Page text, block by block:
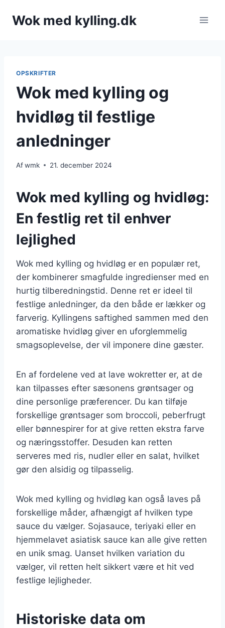
Wok med kylling.dk
OPSKRIFTER
Wok med kylling og
hvidløg til festlige
anledninger
Afwmk 21. december 2024
Wok med kylling og hvidløg:
En festlig ret til enhver
lejlighed
Wok med kylling og hvidløg er en populær ret,
der kombinerer smagfulde ingredienser med en
hurtig tilberedningstid. Denne ret er ideel til
festlige anledninger, da den både er lækker og
farverig. Kyllingens saftighed sammen med den
aromatiske hvidløg giver en uforglemmelig
smagsoplevelse, der vil imponere dine gæster.
En af fordelene ved at lave wokretter er, at de
kan tilpasses efter sæsonens grøntsager og
dine personlige præferencer. Du kan tilføje
forskellige grøntsager som broccoli, peberfrugt
eller bønnespirer for at give retten ekstra farve
og næringsstoffer. Desuden kan retten
serveres med ris, nudler eller en salat, hvilket
gør den alsidig og tilpasselig.
Wok med kylling og hvidløg kan også laves på
forskellige måder, afhængigt af hvilken type
sauce du vælger. Sojasauce, teriyaki eller en
hjemmelavet asiatisk sauce kan alle give retten
en unik smag. Uanset hvilken variation du
vælger, vil retten helt sikkert være et hit ved
festlige lejligheder.
Historiske data om